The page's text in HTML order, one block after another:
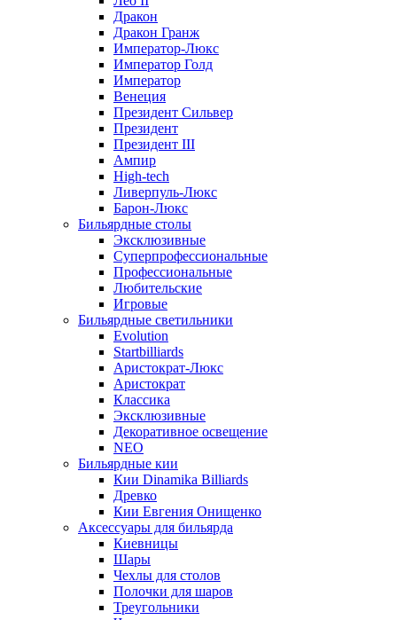
Дракон
Дракон Гранж
Император-Люкс
Император Голд
Император
Венеция
Президент Сильвер
Президент
Президент III
Ампир
High-tech
Ливерпуль-Люкс
Барон-Люкс
Бильярдные столы
Эксклюзивные
Суперпрофессиональные
Профессиональные
Любительские
Игровые
Бильярдные светильники
Evolution
Startbilliards
Аристократ-Люкс
Аристократ
Классика
Эксклюзивные
Декоративное освещение
NEO
Бильярдные кии
Кии Dinamika Billiards
Древко
Кии Евгения Онищенко
Аксессуары для бильярда
Киевницы
Шары
Чехлы для столов
Полочки для шаров
Треугольники